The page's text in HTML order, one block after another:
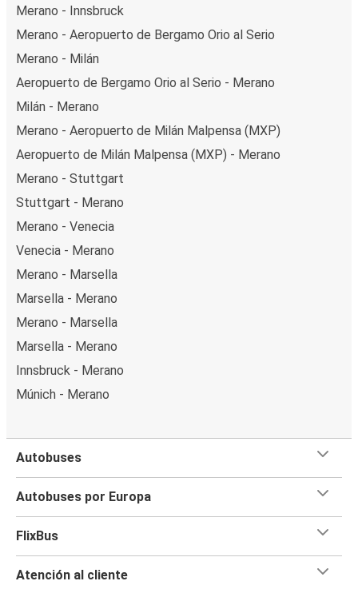
Merano - Innsbruck
Merano - Aeropuerto de Bergamo Orio al Serio
Merano - Milán
Aeropuerto de Bergamo Orio al Serio - Merano
Milán - Merano
Merano - Aeropuerto de Milán Malpensa (MXP)
Aeropuerto de Milán Malpensa (MXP) - Merano
Merano - Stuttgart
Stuttgart - Merano
Merano - Venecia
Venecia - Merano
Merano - Marsella
Marsella - Merano
Merano - Marsella
Marsella - Merano
Innsbruck - Merano
Múnich - Merano
Autobuses
Autobuses por Europa
FlixBus
Atención al cliente